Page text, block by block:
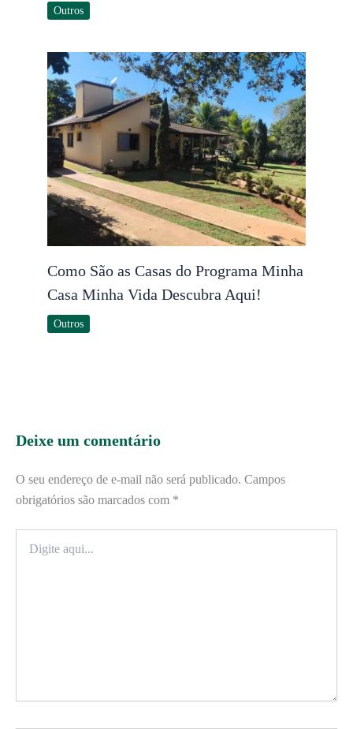
Outros
Como São as Casas do Programa Minha
Casa Minha Vida Descubra Aqui!
Outros
Deixe um comentário
O seu endereço de e-mail não será publicado. Campos
obrigatórios são marcados com *
aqui...